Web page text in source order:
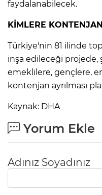
faydalanabilecek.
KİMLERE
Türkiye'nin 81 ilinde
inşa edileceği projede,
emeklilere, gençlere,
kontenjan ayrılması
Kaynak: DHA
Yorum Ekle
Adınız Soyadınız